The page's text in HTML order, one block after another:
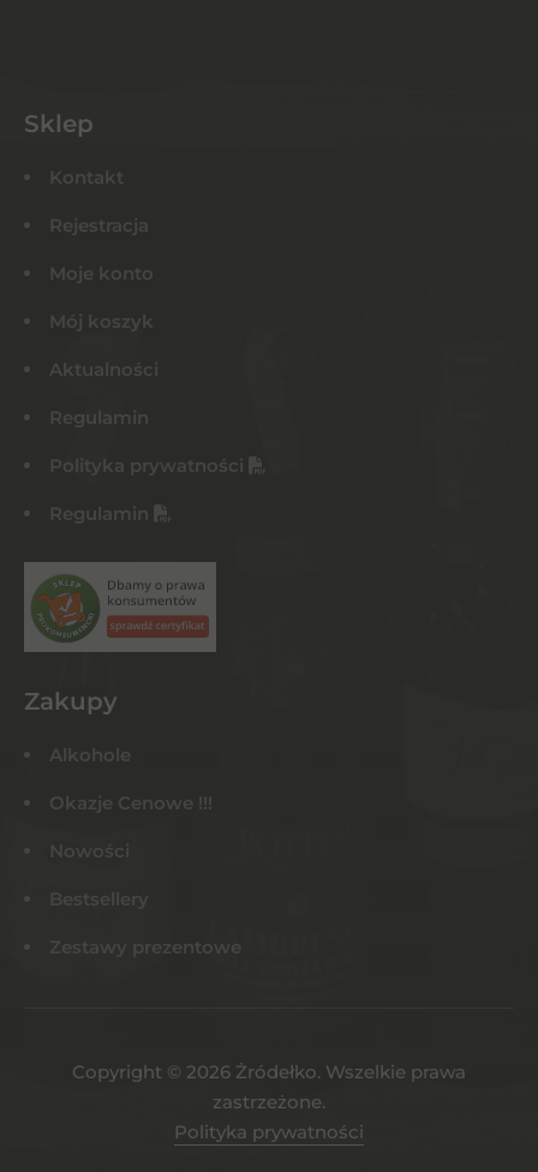
Sklep
Kontakt
Rejestracja
Moje konto
Mój koszyk
Aktualności
Regulamin
Polityka prywatności
Regulamin
Zakupy
Alkohole
Okazje Cenowe !!!
Nowości
Bestsellery
Zestawy prezentowe
Copyright © 2026 Żródełko. Wszelkie prawa
zastrzeżone.
Polityka prywatności